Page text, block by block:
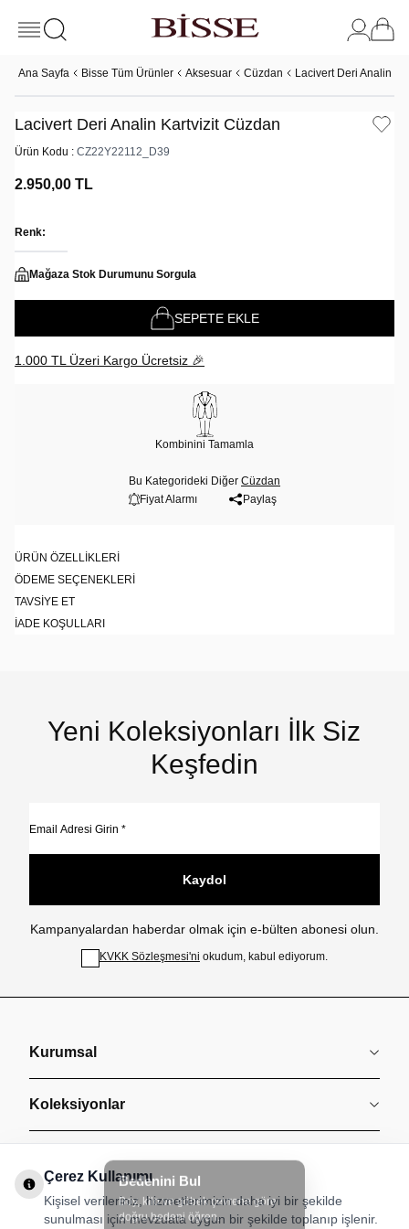
Ana Sayfa Bisse Tüm Ürünler Aksesuar Cüzdan Lacivert Deri Analin
Lacivert Deri Analin Kartvizit Cüzdan
Ürün Kodu : CZ22Y22112_D39
2.950,00 TL
Renk:
Mağaza Stok Durumunu Sorgula
SEPETE EKLE
1.000 TL Üzeri Kargo Ücretsiz 🎉
Kombinini Tamamla
Bu Kategorideki Diğer Cüzdan
Fiyat Alarmı
Paylaş
ÜRÜN ÖZELLIKLERI
ÖDEME SEÇENEKLERI
TAVSIYE ET
İADE KOŞULLARI
Yeni Koleksiyonları İlk Siz
Keşfedin
Kaydol
Kampanyalardan haberdar olmak için e-bülten abonesi olun.
KVKK Sözleşmesi'ni okudum, kabul ediyorum.
Kurumsal
Koleksiyonlar
Sözleşmeler
Çerez Kullanımı
Kişisel verileriniz, hizmetlerimizin daha iyi bir şekilde
sunulması için mevzuata uygun bir şekilde toplanıp işlenir.